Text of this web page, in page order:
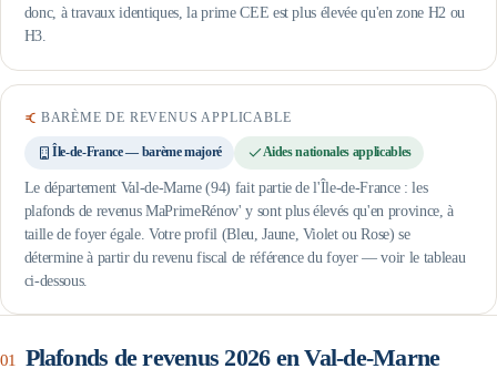
donc, à travaux identiques, la prime CEE est plus élevée qu'en zone H2 ou
H3.
BARÈME DE REVENUS APPLICABLE
Île-de-France — barème majoré Aides nationales applicables
Le département Val-de-Marne (94) fait partie de l'Île-de-France : les
plafonds de revenus MaPrimeRénov' y sont plus élevés qu'en province, à
taille de foyer égale. Votre profil (Bleu, Jaune, Violet ou Rose) se
détermine à partir du revenu fiscal de référence du foyer — voir le tableau
ci-dessous.
01 Plafonds de revenus 2026 en Val-de-Marne